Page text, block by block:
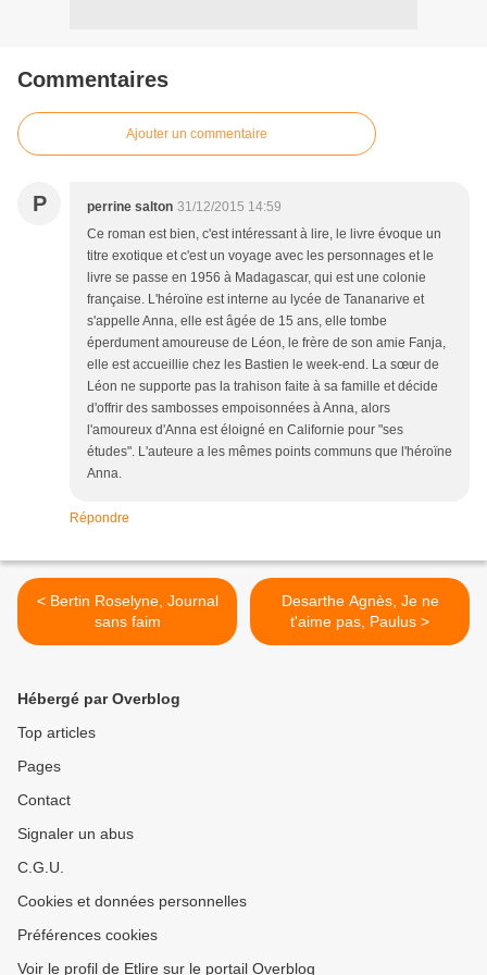
Commentaires
Ajouter un commentaire
P perrine salton 31/12/2015 14:59
Ce roman est bien, c'est intéressant à lire, le livre évoque un
titre exotique et c'est un voyage avec les personnages et le
livre se passe en 1956 à Madagascar, qui est une colonie
française. L'héroïne est interne au lycée de Tananarive et
s'appelle Anna, elle est âgée de 15 ans, elle tombe
éperdument amoureuse de Léon, le frère de son amie Fanja,
elle est accueillie chez les Bastien le week-end. La sœur de
Léon ne supporte pas la trahison faite à sa famille et décide
d'offrir des sambosses empoisonnées à Anna, alors
l'amoureux d'Anna est éloigné en Californie pour "ses
études". L'auteure a les mêmes points communs que l'héroïne
Anna.
Répondre
< Bertin Roselyne, Journal
sans faim
Desarthe Agnès, Je ne
t'aime pas, Paulus >
Hébergé par Overblog
Top articles
Pages
Contact
Signaler un abus
C.G.U.
Cookies et données personnelles
Préférences cookies
Voir le profil de Etlire sur le portail Overblog